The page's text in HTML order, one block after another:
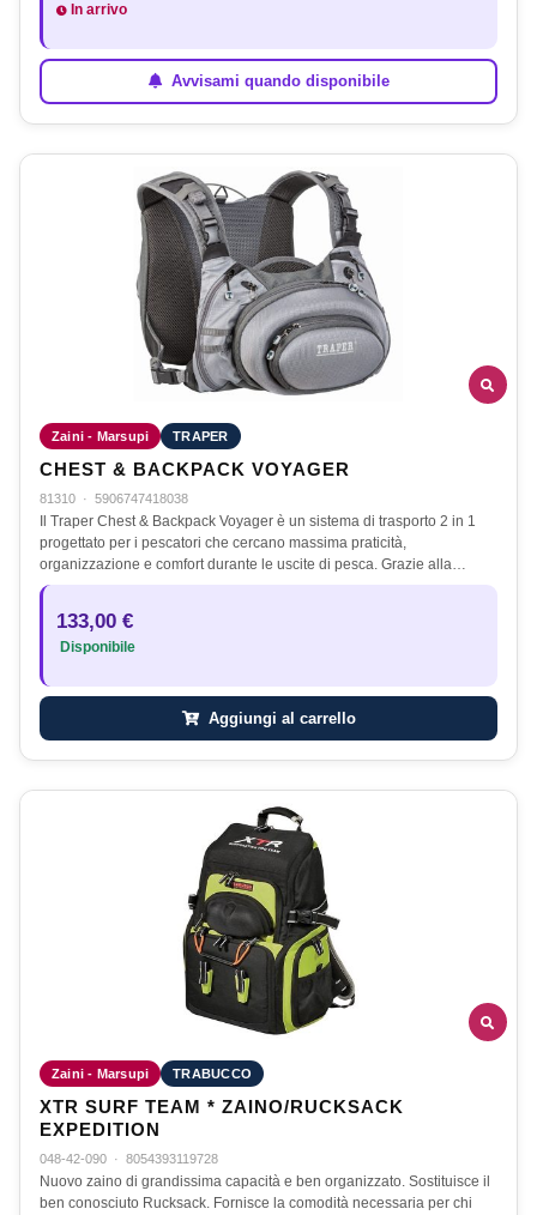
In arrivo
Avvisami quando disponibile
Zaini - Marsupi TRAPER
CHEST & BACKPACK VOYAGER
81310 · 5906747418038
Il Traper Chest & Backpack Voyager è un sistema di trasporto 2 in 1
progettato per i pescatori che cercano massima praticità,
organizzazione e comfort durante le uscite di pesca. Grazie alla…
133,00 €
Disponibile
Aggiungi al carrello
Zaini - Marsupi TRABUCCO
XTR SURF TEAM * ZAINO/RUCKSACK
EXPEDITION
048-42-090 · 8054393119728
Nuovo zaino di grandissima capacità e ben organizzato. Sostituisce il
ben conosciuto Rucksack. Fornisce la comodità necessaria per chi